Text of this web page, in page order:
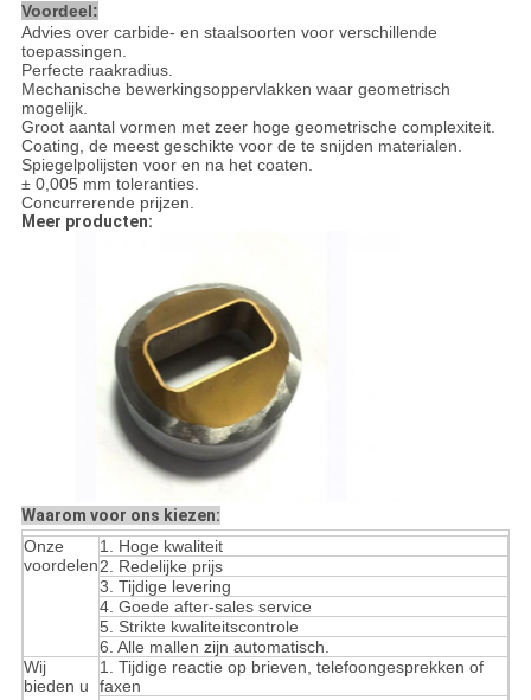
Voordeel:
Advies over carbide- en staalsoorten voor verschillende
toepassingen.
Perfecte raakradius.
Mechanische bewerkingsoppervlakken waar geometrisch
mogelijk.
Groot aantal vormen met zeer hoge geometrische complexiteit.
Coating, de meest geschikte voor de te snijden materialen.
Spiegelpolijsten voor en na het coaten.
± 0,005 mm toleranties.
Concurrerende prijzen.
Meer producten:
Waarom voor ons kiezen:
Onze
voordelen
1. Hoge kwaliteit
2. Redelijke prijs
3. Tijdige levering
4. Goede after-sales service
5. Strikte kwaliteitscontrole
6. Alle mallen zijn automatisch.
Wij
bieden u
1. Tijdige reactie op brieven, telefoongesprekken of
faxen